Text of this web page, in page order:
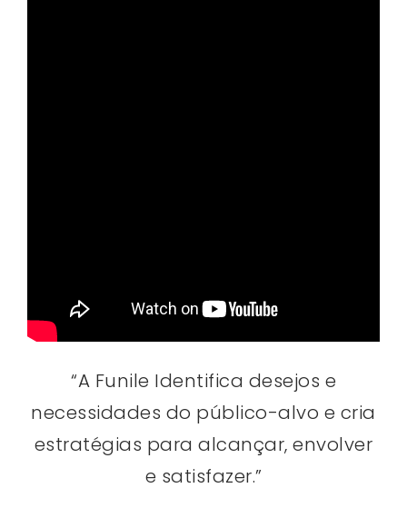
“A Funile Identifica desejos e
necessidades do público-alvo e cria
estratégias para alcançar, envolver
e satisfazer.”